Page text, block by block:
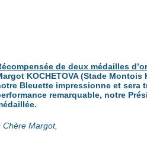
de deux médailles
KOCHETOVA (Stade
Bleuette impressionne et sera
remarquable, notre
Chère Margot,